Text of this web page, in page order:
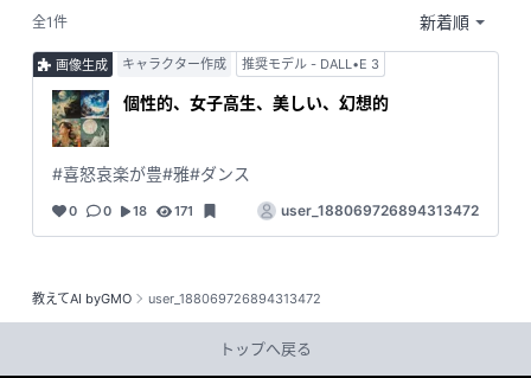
教えてAI byGMO user_188069726894313472
全1件
画像生成 キャラクター作成 推奨モデル - DALL•E 3
個性的、女子高生、美しい、幻想的
#喜怒哀楽が豊#雅#ダンス
0 0 18 171 user_188069726894313472
トップへ戻る